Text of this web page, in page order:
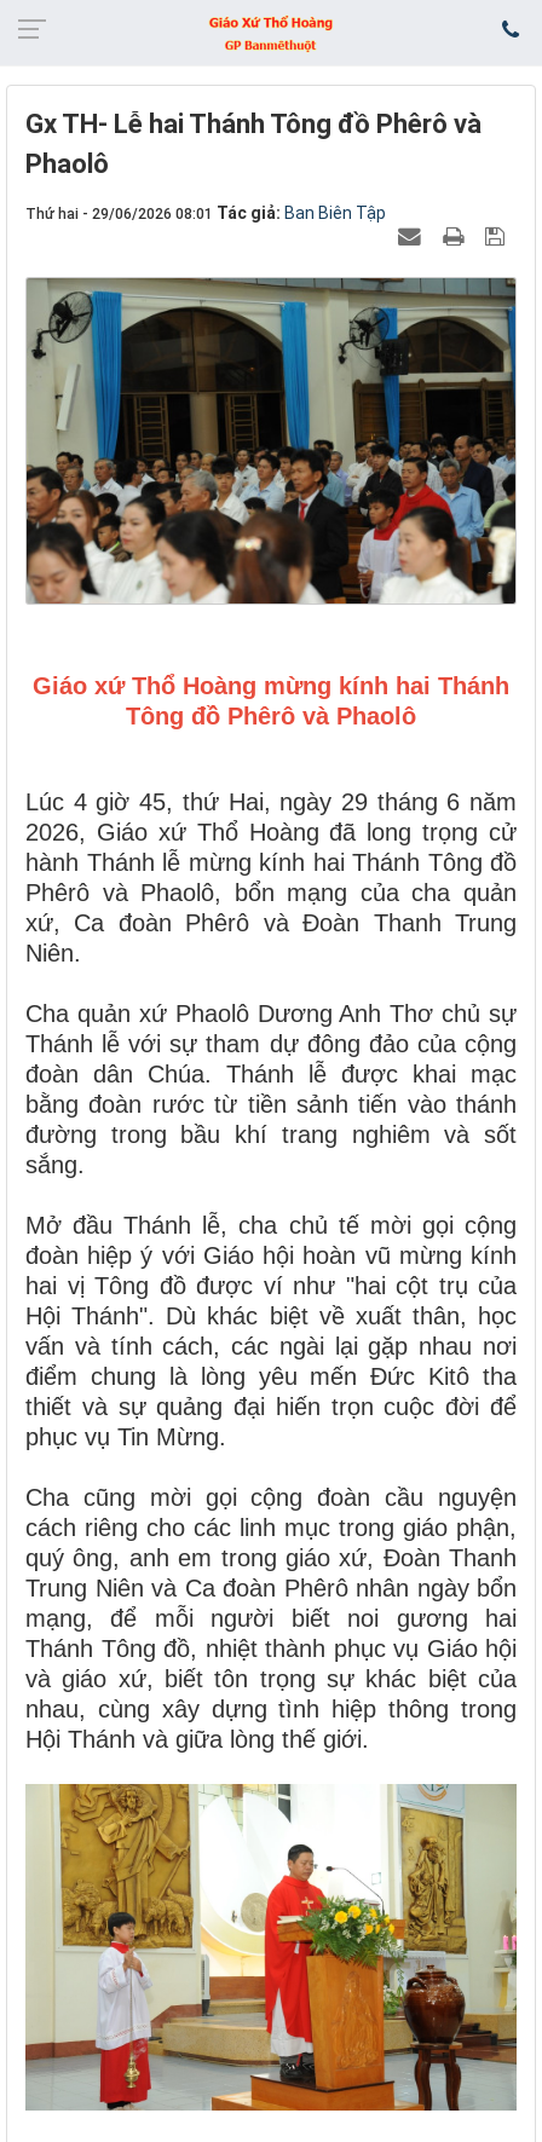
​​​​​​​Gx TH- Lễ hai Thánh Tông đồ Phêrô và
Phaolô
Thứ hai - 29/06/2026 08:01 Tác giả: Ban Biên Tập
Giáo xứ Thổ Hoàng mừng kính hai Thánh
Tông đồ Phêrô và Phaolô
Lúc 4 giờ 45, thứ Hai, ngày 29 tháng 6 năm
2026, Giáo xứ Thổ Hoàng đã long trọng cử
hành Thánh lễ mừng kính hai Thánh Tông đồ
Phêrô và Phaolô, bổn mạng của cha quản
xứ, Ca đoàn Phêrô và Đoàn Thanh Trung
Niên.
Cha quản xứ Phaolô Dương Anh Thơ chủ sự
Thánh lễ với sự tham dự đông đảo của cộng
đoàn dân Chúa. Thánh lễ được khai mạc
bằng đoàn rước từ tiền sảnh tiến vào thánh
đường trong bầu khí trang nghiêm và sốt
sắng.
Mở đầu Thánh lễ, cha chủ tế mời gọi cộng
đoàn hiệp ý với Giáo hội hoàn vũ mừng kính
hai vị Tông đồ được ví như "hai cột trụ của
Hội Thánh". Dù khác biệt về xuất thân, học
vấn và tính cách, các ngài lại gặp nhau nơi
điểm chung là lòng yêu mến Đức Kitô tha
thiết và sự quảng đại hiến trọn cuộc đời để
phục vụ Tin Mừng.
Cha cũng mời gọi cộng đoàn cầu nguyện
cách riêng cho các linh mục trong giáo phận,
quý ông, anh em trong giáo xứ, Đoàn Thanh
Trung Niên và Ca đoàn Phêrô nhân ngày bổn
mạng, để mỗi người biết noi gương hai
Thánh Tông đồ, nhiệt thành phục vụ Giáo hội
và giáo xứ, biết tôn trọng sự khác biệt của
nhau, cùng xây dựng tình hiệp thông trong
Hội Thánh và giữa lòng thế giới.